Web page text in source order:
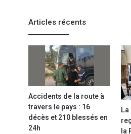
Articles récents
Accidents de la route à
travers le pays : 16
décès et 210 blessés en
24h
La
la